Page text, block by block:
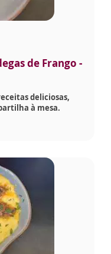
de Frango -
deliciosas,
à mesa.